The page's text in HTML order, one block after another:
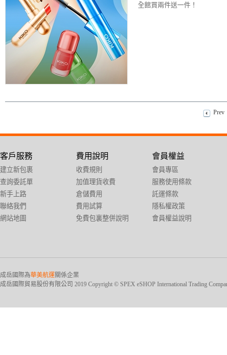
全館買兩件送一件！
Prev
客戶服務
建立新包裹
查詢委託單
新手上路
聯絡我們
網站地圖
費用說明
收費規則
加值理貨收費
倉儲費用
費用試算
免費包裏整併說明
會員權益
會員專區
服務使用條款
託運條款
隱私權政策
會員權益說明
成岳國際為華美航運關係企業
成岳國際貿易股份有限公司 2019 Copyright © SPEX eSHOP International Trading